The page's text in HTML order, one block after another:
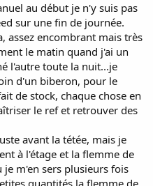
au début je n'y suis pas
sur une fin de journée.
assez encombrant mais très
le matin quand j'ai un
l'autre toute la nuit...je
d'un biberon, pour le
de stock, chaque chose en
le ref et retrouver des
avant la tétée, mais je
à l'étage et la flemme de
je m'en sers plusieurs fois
quantités la flemme de